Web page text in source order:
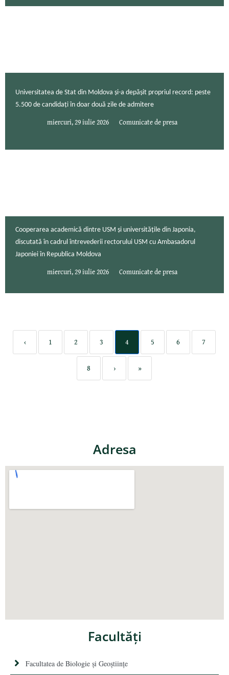
Universitatea de Stat din Moldova și-a depășit propriul record: peste
5.500 de candidați în doar două zile de admitere
miercuri, 29 iulie 2026 Comunicate de presa
Cooperarea academică dintre USM și universitățile din Japonia,
discutată în cadrul întrevederii rectorului USM cu Ambasadorul
Japoniei în Republica Moldova
miercuri, 29 iulie 2026 Comunicate de presa
‹ 1 2 3 4 5 6 7
8 › »
Adresa
Facultăţi
Facultatea de Biologie și Geoștiințe